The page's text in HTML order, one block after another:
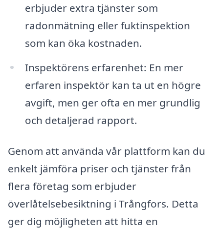
erbjuder extra tjänster som
radonmätning eller fuktinspektion
som kan öka kostnaden.
Inspektörens erfarenhet: En mer
erfaren inspektör kan ta ut en högre
avgift, men ger ofta en mer grundlig
och detaljerad rapport.
Genom att använda vår plattform kan du
enkelt jämföra priser och tjänster från
flera företag som erbjuder
överlåtelsebesiktning i Trångfors. Detta
ger dig möjligheten att hitta en